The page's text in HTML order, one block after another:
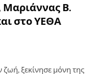
Μαριάννας Β.
στο ΥΕΘΑ
ξεκίνησε μόνη της